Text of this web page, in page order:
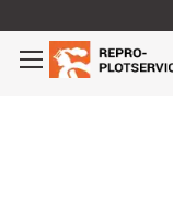
de
inhoud